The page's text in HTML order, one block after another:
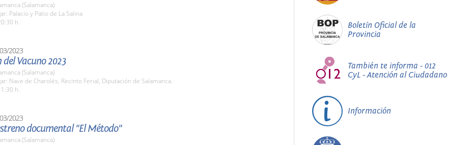
(Salamanca)
Palacio y Patio de La Salina
h.
2023
del Vacuno 2023
(Salamanca)
Nave de Charolés, Recinto Ferial, Diputación de Salamanca.
h.
2023
documental "El Método"
(Salamanca)
Boletín Oficial de la
Provincia
También te informa - 012
CyL - Atención al Ciudadano
Información